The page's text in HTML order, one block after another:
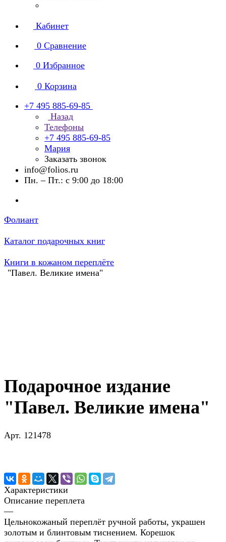
Кабинет
0 Сравнение
0 Избранное
0 Корзина
+7 495 885-69-85
Назад
Телефоны
+7 495 885-69-85
Мария
Заказать звонок
info@folios.ru
Пн. – Пт.: с 9:00 до 18:00
Фолиант
Каталог подарочных книг
Книги в кожаном переплёте
"Павел. Великие имена"
Подарочное издание
"Павел. Великие имена"
Арт. 121478
Характеристики
Описание переплета
—
Цельнокожаный переплёт ручной работы, украшен
золотым и блинтовым тиснением. Корешок